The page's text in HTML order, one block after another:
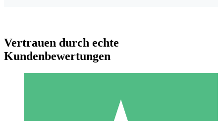
Vertrauen durch echte
Kundenbewertungen